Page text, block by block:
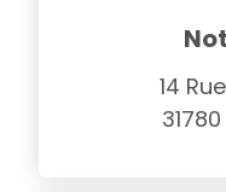
14
31780